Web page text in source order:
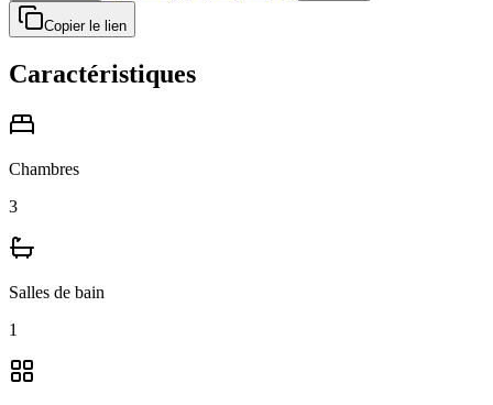
Copier le lien
Caractéristiques
Chambres
3
Salles de bain
1